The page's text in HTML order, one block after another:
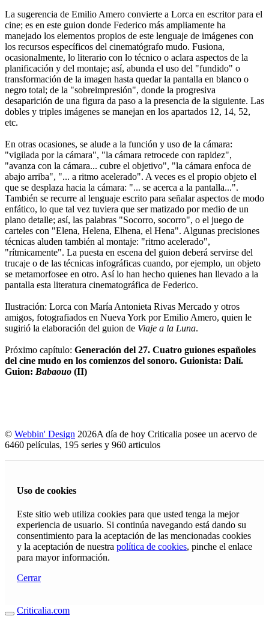
La sugerencia de Emilio Amero convierte a Lorca en escritor para el
cine; es en este guion donde Federico más ampliamente ha
manejado los elementos propios de este lenguaje de imágenes con
los recursos específicos del cinematógrafo mudo. Fusiona,
ocasionalmente, lo literario con lo técnico o aclara aspectos de la
planificación y del montaje; así, abunda el uso del "fundido" o
transformación de la imagen hasta quedar la pantalla en blanco o
negro total; de la "sobreimpresión", donde la progresiva
desaparición de una figura da paso a la presencia de la siguiente. Las
dobles y triples imágenes se manejan en los apartados 12, 14, 52,
etc.
En otras ocasiones, se alude a la función y uso de la cámara:
"vigilada por la cámara", "la cámara retrocede con rapidez",
"avanza con la cámara... cubre el objetivo", "la cámara enfoca de
abajo arriba", "... a ritmo acelerado". A veces es el propio objeto el
que se desplaza hacia la cámara: "... se acerca a la pantalla...".
También se recurre al lenguaje escrito para señalar aspectos de modo
enfático, lo que tal vez tuviera que ser matizado por medio de un
plano detalle; así, las palabras "Socorro, socorro", o el juego de
carteles con "Elena, Helena, Elhena, el Hena". Algunas precisiones
técnicas aluden también al montaje: "ritmo acelerado",
"rítmicamente". La puesta en escena del guion deberá servirse del
trucaje o de las técnicas infográficas cuando, por ejemplo, un objeto
se metamorfosee en otro. Así lo han hecho quienes han llevado a la
pantalla esta literatura cinematográfica de Federico.
Ilustración: Lorca con María Antonieta Rivas Mercado y otros
amigos, fotografiados en Nueva York por Emilio Amero, quien le
sugirió la elaboración del guion de Viaje a la Luna.
Próximo capítulo: Generación del 27. Cuatro guiones españoles
del cine mudo en los comienzos del sonoro. Guionista: Dalí.
Guion: Babaouo (II)
© Webbin' Design 2026A día de hoy Criticalia posee un acervo de
6460 películas, 195 series y 960 articulos
Uso de cookies
Este sitio web utiliza cookies para que usted tenga la mejor
experiencia de usuario. Si continúa navegando está dando su
consentimiento para la aceptación de las mencionadas cookies
y la aceptación de nuestra política de cookies, pinche el enlace
para mayor información.
Cerrar
Criticalia.com